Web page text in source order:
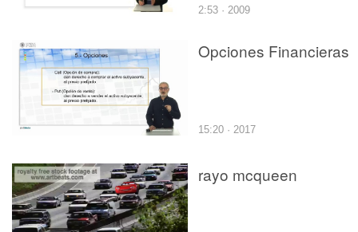
2:53 · 2009
Opciones Financieras
15:20 · 2017
rayo mcqueen